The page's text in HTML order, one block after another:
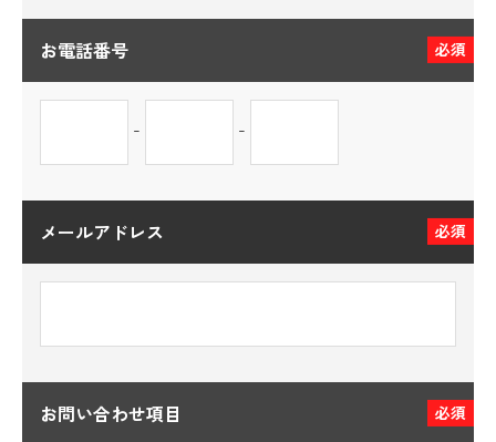
お電話番号 必須
- -
メールアドレス 必須
お問い合わせ項目 必須